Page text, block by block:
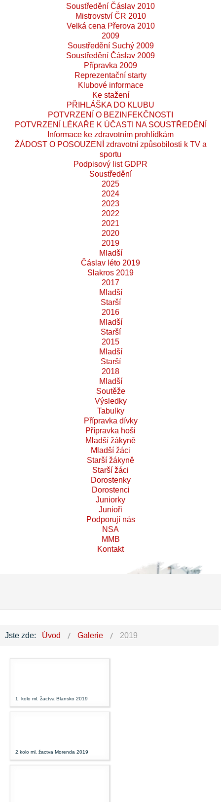
Soustředění Čáslav 2010
Mistrovství ČR 2010
Velká cena Přerova 2010
2009
Soustředění Suchý 2009
Soustředění Čáslav 2009
Přípravka 2009
Reprezentační starty
Klubové informace
Ke stažení
PŘIHLÁŠKA DO KLUBU
POTVRZENÍ O BEZINFEKČNOSTI
POTVRZENÍ LÉKAŘE K ÚČASTI NA SOUSTŘEDĚNÍ
Informace ke zdravotním prohlídkám
ŽÁDOST O POSOUZENÍ zdravotní způsobilosti k TV a
sportu
Podpisový list GDPR
Soustředění
2025
2024
2023
2022
2021
2020
2019
Mladší
Čáslav léto 2019
Slakros 2019
2017
Mladší
Starší
2016
Mladší
Starší
2015
Mladší
Starší
2018
Mladší
Soutěže
Výsledky
Tabulky
Přípravka dívky
Přípravka hoši
Mladší žákyně
Mladší žáci
Starší žákyně
Starší žáci
Dorostenky
Dorostenci
Juniorky
Junioři
Podporují nás
NSA
MMB
Kontakt
Jste zde: Úvod Galerie 2019
1. kolo ml. žactva Blansko 2019
2.kolo ml. žactva Morenda 2019